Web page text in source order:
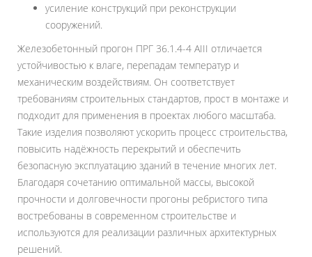
усиление конструкций при реконструкции
сооружений.
Железобетонный прогон ПРГ 36.1.4-4 АIII отличается
устойчивостью к влаге, перепадам температур и
механическим воздействиям. Он соответствует
требованиям строительных стандартов, прост в монтаже и
подходит для применения в проектах любого масштаба.
Такие изделия позволяют ускорить процесс строительства,
повысить надёжность перекрытий и обеспечить
безопасную эксплуатацию зданий в течение многих лет.
Благодаря сочетанию оптимальной массы, высокой
прочности и долговечности прогоны ребристого типа
востребованы в современном строительстве и
используются для реализации различных архитектурных
решений.